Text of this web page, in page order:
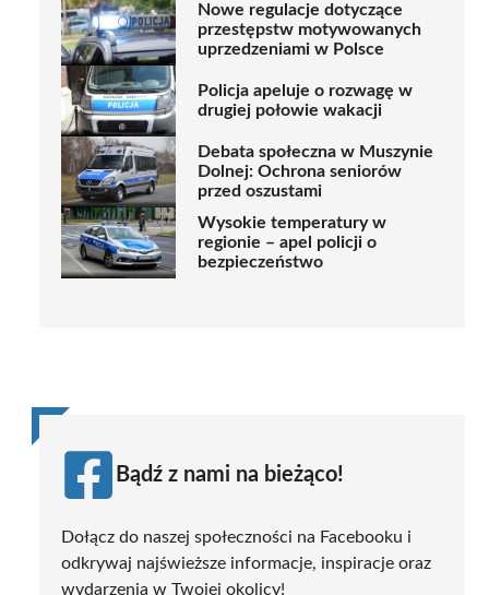
Nowe regulacje dotyczące
przestępstw motywowanych
uprzedzeniami w Polsce
Policja apeluje o rozwagę w
drugiej połowie wakacji
Debata społeczna w Muszynie
Dolnej: Ochrona seniorów
przed oszustami
Wysokie temperatury w
regionie – apel policji o
bezpieczeństwo
Bądź z nami na bieżąco!
Dołącz do naszej społeczności na Facebooku i
odkrywaj najświeższe informacje, inspiracje oraz
wydarzenia w Twojej okolicy!